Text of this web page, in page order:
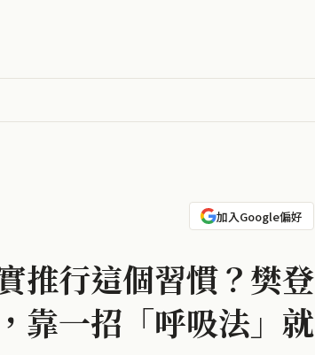
加入Google偏好
推行這個習慣？樊登
靠一招「呼吸法」就